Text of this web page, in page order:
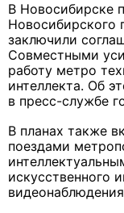
В Новосибирске
Новосибирского
заключили
Совместными
работу метро
интеллекта. Об
в пресс-службе
В планах также
поездами
искусственного